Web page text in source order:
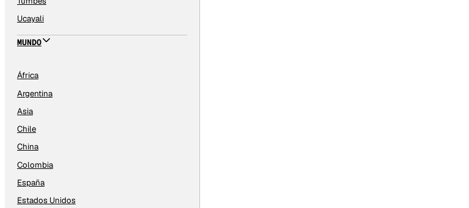
Ucayali
MUNDO
África
Argentina
Asia
Chile
China
Colombia
España
Estados Unidos